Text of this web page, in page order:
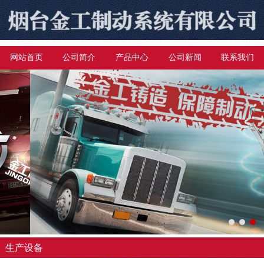
网站首页 公司简介 产品中心 公司新闻 联系我们
生产设备